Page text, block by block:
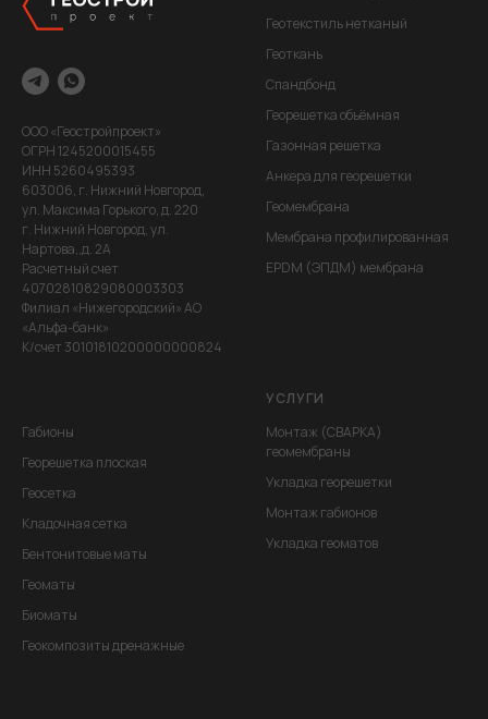
ООО «Геостройпроект»
ОГРН 1245200015455
ИНН 5260495393
603006, г. Нижний Новгород,
ул. Максима Горького, д. 220
г. Нижний Новгород, ул.
Нартова,,д. 2А
Расчетный счет
40702810829080003303
Филиал «Нижегородский» АО
«Альфа-банк»
К/счет 30101810200000000824
Геотекстиль нетканый
Геоткань
Спандбонд
Георешетка объёмная
Газонная решетка
Анкера для георешетки
Геомембрана
Мембрана профилированная
EPDM (ЭПДМ) мембрана
Габионы
Георешетка плоская
Геосетка
Кладочная сетка
Бентонитовые маты
Геоматы
Биоматы
Геокомпозиты дренажные
УСЛУГИ
Монтаж (СВАРКА)
геомембраны
Укладка георешетки
Монтаж габионов
Укладка геоматов